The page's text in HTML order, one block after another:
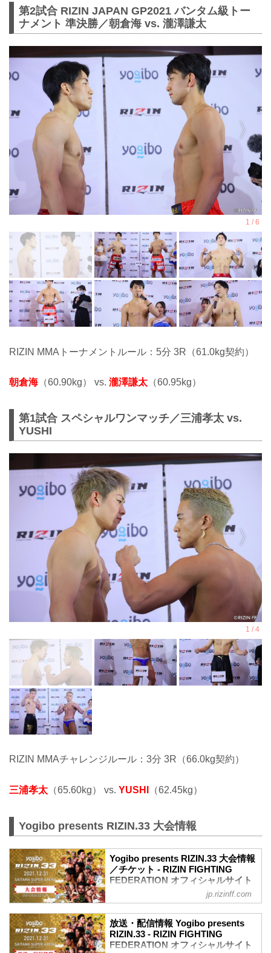
第2試合 RIZIN JAPAN GP2021 バンタム級トー
ナメント 準決勝／朝倉海 vs. 瀧澤謙太
RIZIN MMAトーナメントルール：5分 3R（61.0kg契約）
朝倉海（60.90kg） vs. 瀧澤謙太 （60.95kg）
第1試合 スペシャルワンマッチ／三浦孝太 vs.
YUSHI
RIZIN MMAチャレンジルール：3分 3R（66.0kg契約）
三浦孝太 （65.60kg） vs. YUSHI （62.45kg）
Yogibo presents RIZIN.33 大会情報
Yogibo presents RIZIN.33 大会情報
／チケット - RIZIN FIGHTING
FEDERATION オフィシャルサイト
現状は必要ありません。
大会概要
名称
jp.rizinff.com
放送・配信情報 Yogibo presents
RIZIN.33 - RIZIN FIGHTING
FEDERATION オフィシャルサイト